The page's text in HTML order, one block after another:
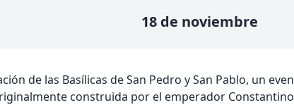
18 de noviembre
de las Basílicas de San Pedro y San Pablo, un
construida por el emperador